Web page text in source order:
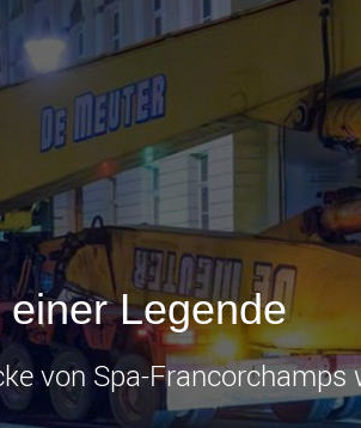
Nutzlasten
Elektrische
leichtere
den USA
Legende
von Spa-Francorchamps